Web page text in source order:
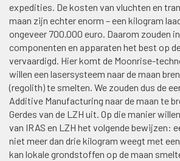
expedities. De kosten van vluchten en
maan zijn echter enorm – een kilogram
ongeveer 700.000 euro. Daarom zouden
componenten en apparaten het best op
vervaardigd. Hier komt de Moonrise-
willen een lasersysteem naar de maan
(regolith) te smelten. We zouden dus de
Additive Manufacturing naar de maan te
Gerdes van de LZH uit. Op die manier
van IRAS en LZH het volgende bewijzen:
niet meer dan drie kilogram weegt met
kan lokale grondstoffen op de maan